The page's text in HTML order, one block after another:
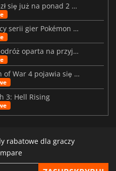
Resident Evil: Veronica znalazł się już na ponad 2 milionach list życzeń
Beast of Reincarnation: twórcy serii gier Pokémon wkraczają na nową ścieżkę
Big Walk już w sprzedaży – podróż oparta na przyjaźni
W Warhammer 40,000: Dawn of War 4 pojawia się frakcja Nekronów
3: Hell Rising
rabatowe dla graczy